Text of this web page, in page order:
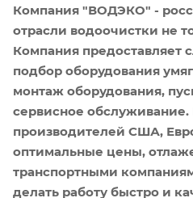
Компания "ВОДЭКО" -
отрасли водоочистки не
Компания предоставляет
подбор оборудования
монтаж оборудования,
сервисное
производителей США,
оптимальные цены,
транспортными
делать работу быстро и